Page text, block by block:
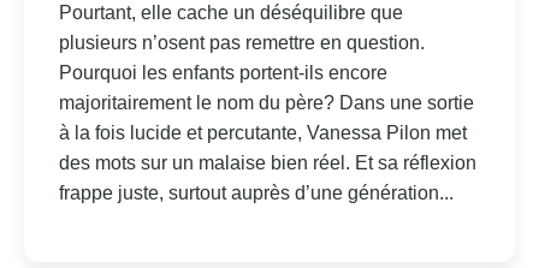
Pourtant, elle cache un déséquilibre que
plusieurs n’osent pas remettre en question.
Pourquoi les enfants portent-ils encore
majoritairement le nom du père? Dans une sortie
à la fois lucide et percutante, Vanessa Pilon met
des mots sur un malaise bien réel. Et sa réflexion
frappe juste, surtout auprès d’une génération...